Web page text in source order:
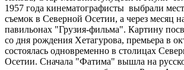
1957 года кинематографисты выбрали
съемок в Северной Осетии, а через месяц
павильонах "Грузия-фильма". Картину
со дня рождения Хетагурова, премьера в
состоялась одновременно в столицах
Осетии. Сначала "Фатима" вышла на